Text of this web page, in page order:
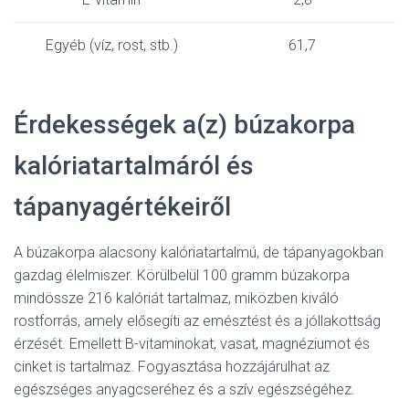
Egyéb (víz, rost, stb.) 61,7
Érdekességek a(z) búzakorpa
kalóriatartalmáról és
tápanyagértékeiről
A búzakorpa alacsony kalóriatartalmú, de tápanyagokban
gazdag élelmiszer. Körülbelül 100 gramm búzakorpa
mindössze 216 kalóriát tartalmaz, miközben kiváló
rostforrás, amely elősegíti az emésztést és a jóllakottság
érzését. Emellett B-vitaminokat, vasat, magnéziumot és
cinket is tartalmaz. Fogyasztása hozzájárulhat az
egészséges anyagcseréhez és a szív egészségéhez.